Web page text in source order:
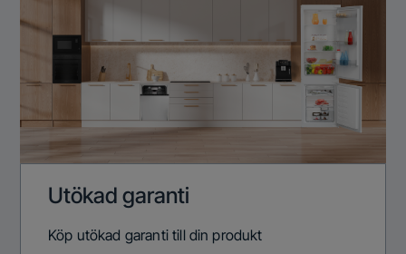
Utökad garanti
Köp utökad garanti till din produkt